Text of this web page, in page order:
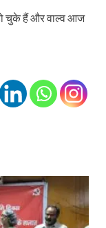
चुके हैं और वाल्व आज